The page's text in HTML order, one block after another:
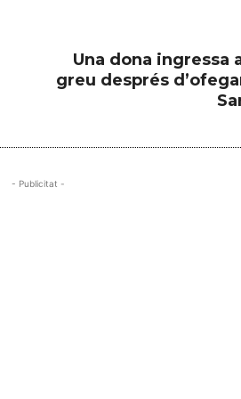
Una dona ingressa
greu després
- Publicitat -